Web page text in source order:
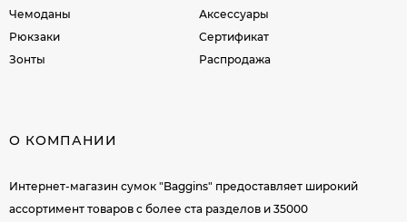
Чемоданы
Рюкзаки
Зонты
Аксессуары
Сертификат
Распродажа
О КОМПАНИИ
Интернет-магазин сумок "Baggins" предоставляет широкий
ассортимент товаров c более ста разделов и 35000